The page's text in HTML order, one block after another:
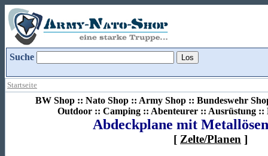
Suche
Startseite
BW Shop :: Nato Shop :: Army Shop :: Bundeswehr
Outdoor :: Camping :: Abenteurer :: Ausrüstung ::
Abdeckplane mit
[ Zelte/Planen ]